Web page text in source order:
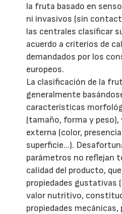
la fruta basado en
ni invasivos (sin
las centrales clasificar
acuerdo a criterios de
demandados por los
europeos.
La clasificación de la
generalmente
características
(tamaño, forma y peso),
externa (color,
superficie...).
parámetros no reflejan
calidad del producto,
propiedades gustativas
valor nutritivo,
propiedades mecánicas,